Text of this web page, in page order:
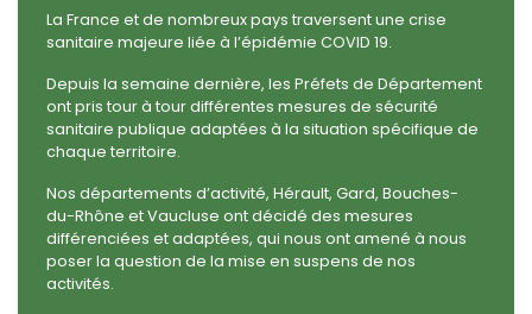
La France et de nombreux pays traversent une crise
sanitaire majeure liée à l’épidémie COVID 19.
Depuis la semaine dernière, les Préfets de Département
ont pris tour à tour différentes mesures de sécurité
sanitaire publique adaptées à la situation spécifique de
chaque territoire.
Nos départements d’activité, Hérault, Gard, Bouches-
du-Rhône et Vaucluse ont décidé des mesures
différenciées et adaptées, qui nous ont amené à nous
poser la question de la mise en suspens de nos
activités.